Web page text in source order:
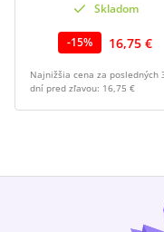
Skladom
-15% 16,75 €
Najnižšia cena za posledných
dní pred zľavou: 16,75 €